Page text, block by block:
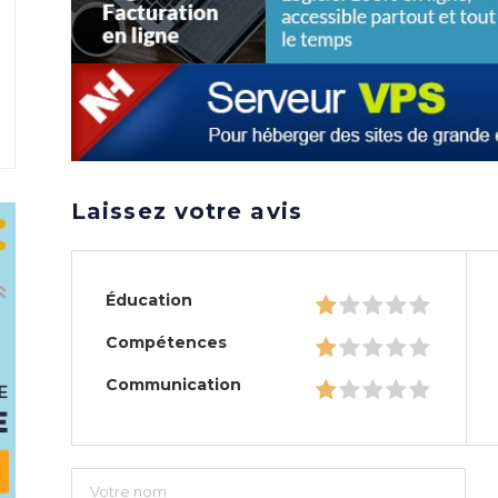
Laissez votre avis
Éducation
Compétences
Communication